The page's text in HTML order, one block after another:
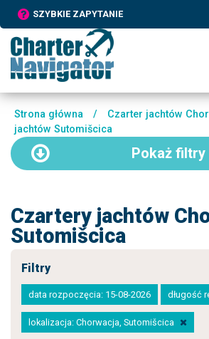
SZYBKIE ZAPYTANIE
Strona główna / Czarter jachtów
jachtów Sutomišcica
Pokaż filtry
Czartery jachtów
Sutomišcica
Filtry
data rozpoczęcia: 15-08-2026 długość
lokalizacja: Chorwacja, Sutomišcica